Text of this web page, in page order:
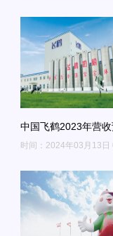
中国飞鹤2023年营
时间：2024年03月13日